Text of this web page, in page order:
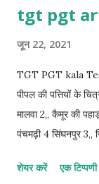
tgt pgt
जून 22, 2021
TGT PGT kala
पीपल की पत्तियों के
मालवा 2,, कैमूर की
पंचमढ़ी 4 सिंघनपुर 3,,
है 1 2008 2 2005 3
शेयर करें एक